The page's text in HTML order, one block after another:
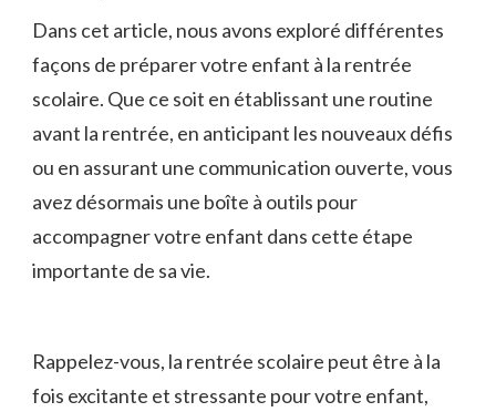
Dans cet article, nous avons exploré différentes
façons de préparer votre enfant à la rentrée ​
scolaire. Que ‍ce soit en établissant une routine
avant la rentrée, en anticipant les nouveaux défis
ou en assurant une communication ouverte, vous
avez désormais une boîte à outils pour
accompagner ⁤votre enfant dans cette​ étape
importante de sa vie.
Rappelez-vous, la rentrée scolaire peut être‌ à la
fois excitante et stressante pour votre enfant,